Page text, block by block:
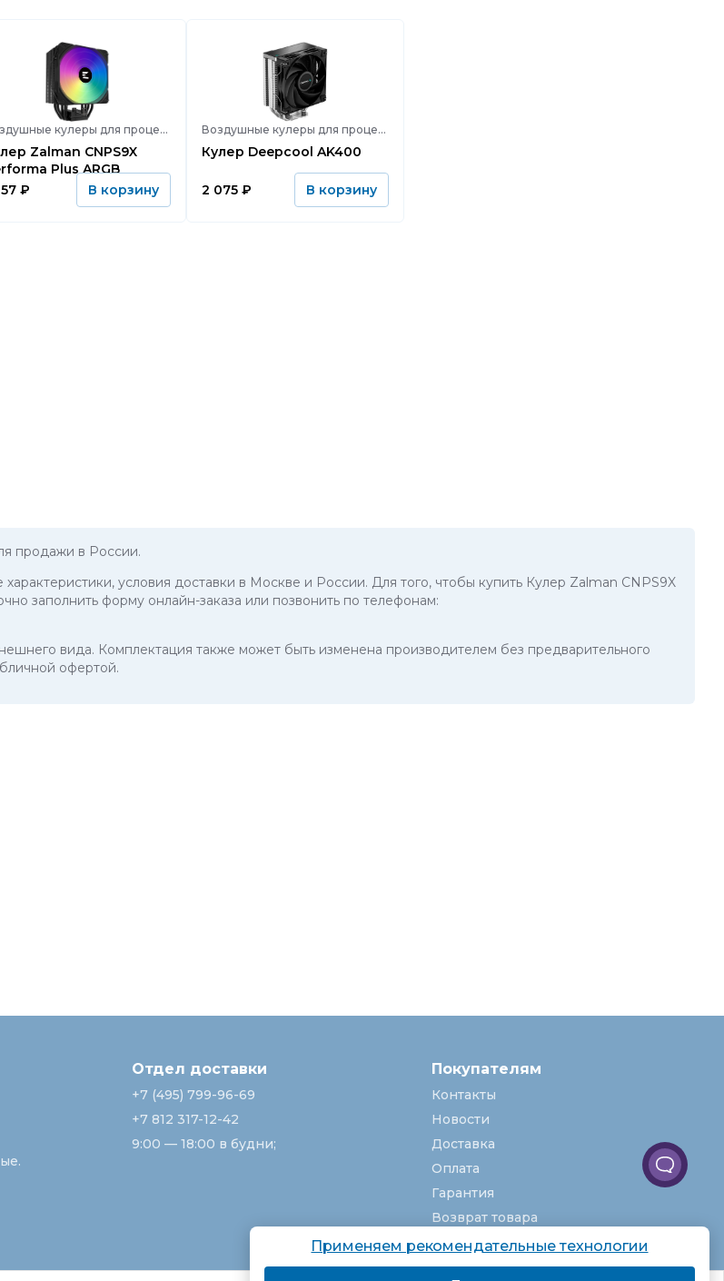
Воздушные кулеры для процессора
CNPS9X
Plus ARGB
₽ В корзину
Воздушные кулеры для процессора
Кулер Deepcool AK400
2 075 ₽ В корзину
продажи в России.
характеристики, условия доставки в Москве и России. Для того, чтобы купить Кулер Zalman CNPS9X
заполнить форму онлайн-заказа или позвонить по телефонам:
вида. Комплектация также может быть изменена производителем без предварительного
офертой.
Отдел доставки
+7 (495) 799-96-69
+7 812 317-12-42
9:00 — 18:00 в будни;
Покупателям
Контакты
Новости
Доставка
Оплата
Гарантия
Возврат товара
Услуги
О компании
Применяем рекомендательные технологии